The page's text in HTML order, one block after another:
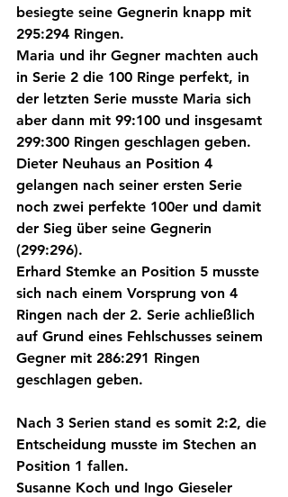
besiegte seine Gegnerin knapp mit
295:294 Ringen.
Maria und ihr Gegner machten auch
in Serie 2 die 100 Ringe perfekt, in
der letzten Serie musste Maria sich
aber dann mit 99:100 und insgesamt
299:300 Ringen geschlagen geben.
Dieter Neuhaus an Position 4
gelangen nach seiner ersten Serie
noch zwei perfekte 100er und damit
der Sieg über seine Gegnerin
(299:296).
Erhard Stemke an Position 5 musste
sich nach einem Vorsprung von 4
Ringen nach der 2. Serie achließlich
auf Grund eines Fehlschusses seinem
Gegner mit 286:291 Ringen
geschlagen geben.
Nach 3 Serien stand es somit 2:2, die
Entscheidung musste im Stechen an
Position 1 fallen.
Susanne Koch und Ingo Gieseler